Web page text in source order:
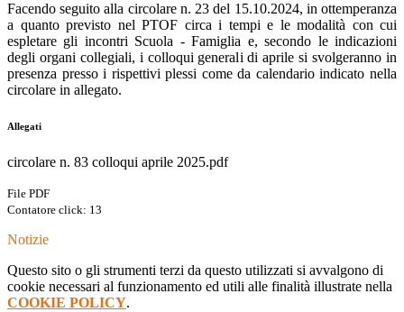
Facendo seguito alla circolare n. 23 del 15.10.2024, in ottemperanza
a quanto previsto nel PTOF circa i tempi e le modalità con cui
espletare gli incontri Scuola - Famiglia e, secondo le indicazioni
degli organi collegiali, i colloqui generali di aprile si svolgeranno in
presenza presso i rispettivi plessi come da calendario indicato nella
circolare in allegato.
Allegati
circolare n. 83 colloqui aprile 2025.pdf
File PDF
Contatore click: 13
Notizie
Questo sito o gli strumenti terzi da questo utilizzati si avvalgono di
cookie necessari al funzionamento ed utili alle finalità illustrate nella
COOKIE POLICY.